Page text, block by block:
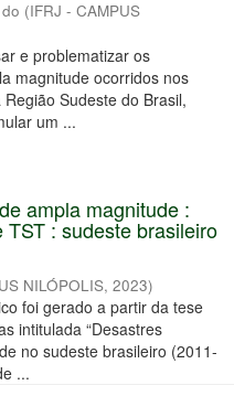
(IFRJ - CAMPUS
e problematizar os
magnitude ocorridos nos
Sudeste do Brasil,
um ...
ampla magnitude :
: sudeste brasileiro
NILÓPOLIS, 2023)
foi gerado a partir da tese
intitulada “Desastres
no sudeste brasileiro (2011-
...